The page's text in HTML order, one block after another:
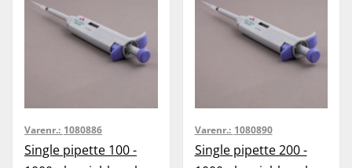
Varenr.: 1080886
Single pipette 100 -
Varenr.: 1080890
Single pipette 200 -